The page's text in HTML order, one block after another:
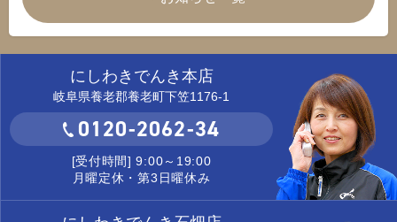
にしわきでんき本店
岐阜県養老郡養老町下笠1176-1
0120-2062-34
[受付時間] 9:00～19:00
月曜定休・第3日曜休み